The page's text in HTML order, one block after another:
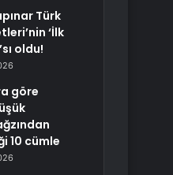
Türk
‘İlk
oldu!
göre
10 cümle